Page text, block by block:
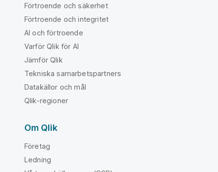
Förtroende och säkerhet
Förtroende och integritet
AI och förtroende
Varför Qlik för AI
Jämför Qlik
Tekniska samarbetspartners
Datakällor och mål
Qlik-regioner
Om Qlik
Företag
Ledning